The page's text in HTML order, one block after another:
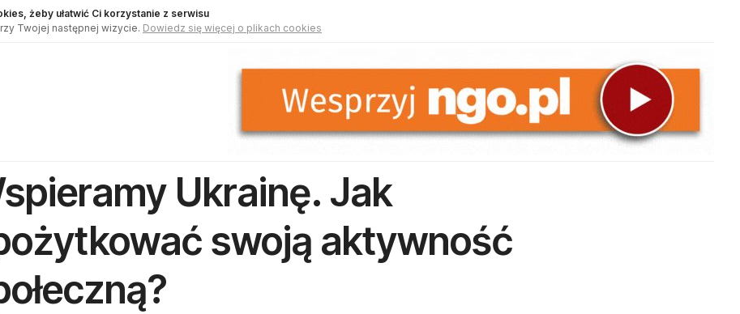
żeby ułatwić Ci korzystanie z serwisu
Twojej następnej wizycie. Dowiedz się więcej o plikach cookies
Ukrainę. Jak
swoją aktywność